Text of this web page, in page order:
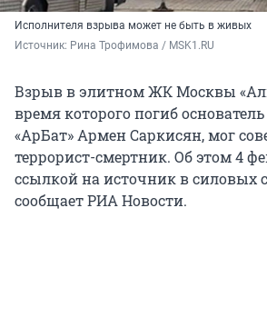
Исполнителя взрыва может не быть в живых
Источник: Рина Трофимова / MSK1.RU
Взрыв в элитном ЖК Москвы
время которого погиб
«АрБат» Армен Саркисян, мог
террорист-смертник. Об этом 4
ссылкой на источник в силовых
сообщает РИА Новости.